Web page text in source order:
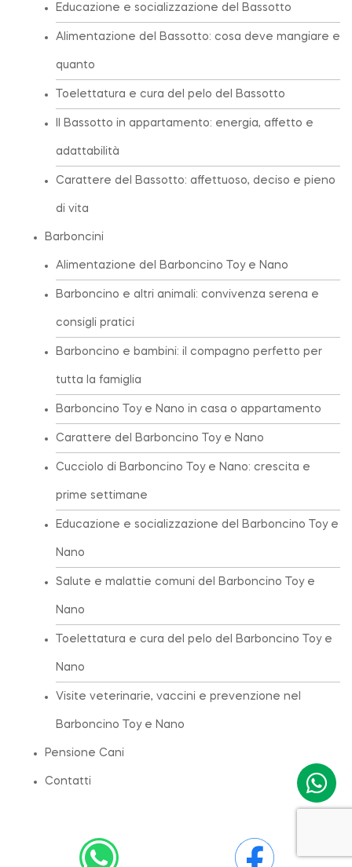
Educazione e socializzazione del Bassotto
Alimentazione del Bassotto: cosa deve mangiare e
quanto
Toelettatura e cura del pelo del Bassotto
Il Bassotto in appartamento: energia, affetto e
adattabilità
Carattere del Bassotto: affettuoso, deciso e pieno
di vita
Barboncini
Alimentazione del Barboncino Toy e Nano
Barboncino e altri animali: convivenza serena e
consigli pratici
Barboncino e bambini: il compagno perfetto per
tutta la famiglia
Barboncino Toy e Nano in casa o appartamento
Carattere del Barboncino Toy e Nano
Cucciolo di Barboncino Toy e Nano: crescita e
prime settimane
Educazione e socializzazione del Barboncino Toy e
Nano
Salute e malattie comuni del Barboncino Toy e
Nano
Toelettatura e cura del pelo del Barboncino Toy e
Nano
Visite veterinarie, vaccini e prevenzione nel
Barboncino Toy e Nano
Pensione Cani
Contatti